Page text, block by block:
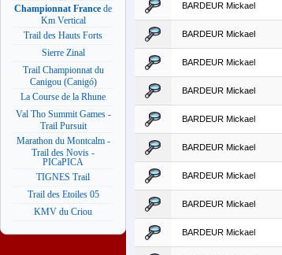
Championnat France de
Km Vertical
Trail des Hauts Forts
Sierre Zinal
Trail Championnat du
Canigou (Canigó)
La Course de la Rhune
Val Tho Summit Games -
Trail Pursuit
Marathon du Montcalm -
Trail des Novis -
PICaPICA
TIGNES Trail
Trail des Etoiles 05
KMV du Criou
BARDEUR Mickael
BARDEUR Mickael
BARDEUR Mickael
BARDEUR Mickael
BARDEUR Mickael
BARDEUR Mickael
BARDEUR Mickael
BARDEUR Mickael
BARDEUR Mickael